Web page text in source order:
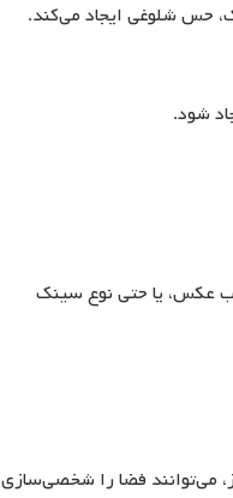
حس شلوغی ایجاد می‌کند.
شود.
عکس، یا حتی نوع سینک
می‌توانند فضا را شخصی‌سازی